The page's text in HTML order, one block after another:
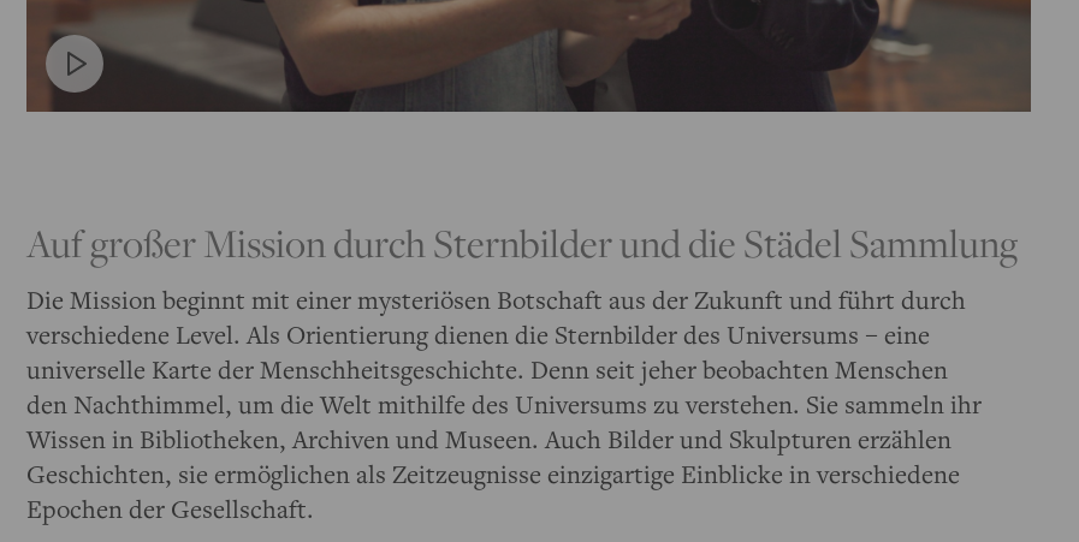
Auf großer Mission durch Sternbilder und die Städel Sammlung
Die Mission beginnt mit einer mysteriösen Botschaft aus der Zukunft und führt durch
verschiedene Level. Als Orientierung dienen die Sternbilder des Universums – eine
universelle Karte der Menschheitsgeschichte. Denn seit jeher beobachten Menschen
den Nachthimmel, um die Welt mithilfe des Universums zu verstehen. Sie sammeln ihr
Wissen in Bibliotheken, Archiven und Museen. Auch Bilder und Skulpturen erzählen
Geschichten, sie ermöglichen als Zeitzeugnisse einzigartige Einblicke in verschiedene
Epochen der Gesellschaft.